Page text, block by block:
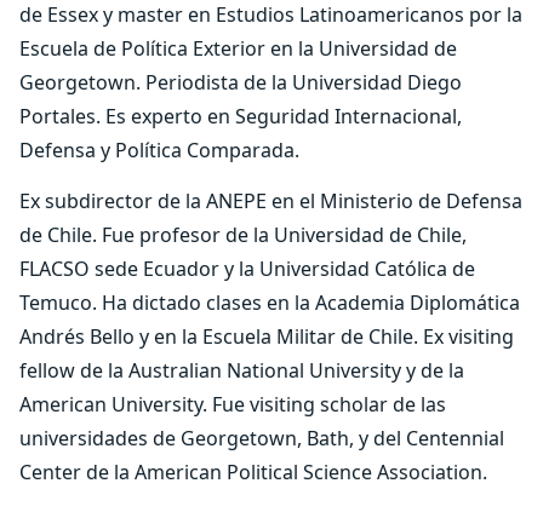
de Essex y master en Estudios Latinoamericanos por la
Escuela de Política Exterior en la Universidad de
Georgetown. Periodista de la Universidad Diego
Portales. Es experto en Seguridad Internacional,
Defensa y Política Comparada.
Ex subdirector de la ANEPE en el Ministerio de Defensa
de Chile. Fue profesor de la Universidad de Chile,
FLACSO sede Ecuador y la Universidad Católica de
Temuco. Ha dictado clases en la Academia Diplomática
Andrés Bello y en la Escuela Militar de Chile. Ex visiting
fellow de la Australian National University y de la
American University. Fue visiting scholar de las
universidades de Georgetown, Bath, y del Centennial
Center de la American Political Science Association.